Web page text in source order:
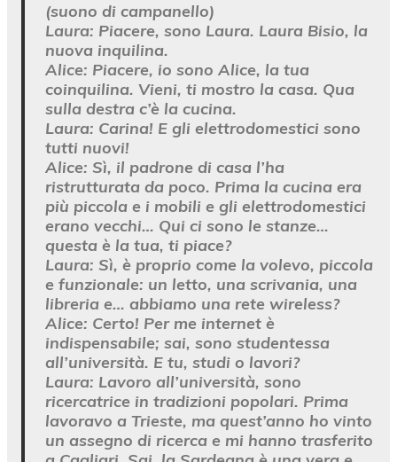
(suono di campanello)
Laura: Piacere, sono Laura. Laura Bisio, la
nuova inquilina.
Alice: Piacere, io sono Alice, la tua
coinquilina. Vieni, ti mostro la casa. Qua
sulla destra c’è la cucina.
Laura: Carina! E gli elettrodomestici sono
tutti nuovi!
Alice: Sì, il padrone di casa l’ha
ristrutturata da poco. Prima la cucina era
più piccola e i mobili e gli elettrodomestici
erano vecchi… Qui ci sono le stanze…
questa è la tua, ti piace?
Laura: Sì, è proprio come la volevo, piccola
e funzionale: un letto, una scrivania, una
libreria e… abbiamo una rete wireless?
Alice: Certo! Per me internet è
indispensabile; sai, sono studentessa
all’università. E tu, studi o lavori?
Laura: Lavoro all’università, sono
ricercatrice in tradizioni popolari. Prima
lavoravo a Trieste, ma quest’anno ho vinto
un assegno di ricerca e mi hanno trasferito